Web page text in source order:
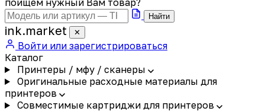
поищем нужный Вам товар?
Найти
ink.market ✕
Войти или зарегистрироваться
Каталог
Принтеры / мфу / сканеры
Оригинальные расходные материалы для
принтеров
Совместимые картриджи для принтеров